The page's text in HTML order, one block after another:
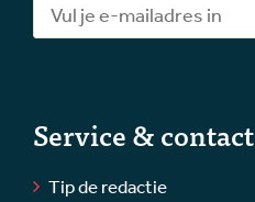
Service & contact
Tip de redactie